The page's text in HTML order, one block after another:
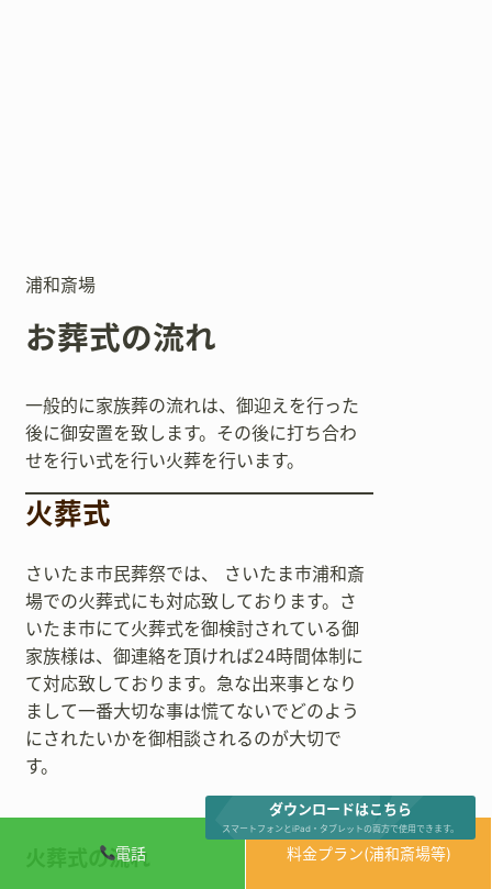
電話 料金プラン(浦和斎場等)
浦和斎場
お葬式の流れ
一般的に家族葬の流れは、御迎えを行った
後に御安置を致します。その後に打ち合わ
せを行い式を行い火葬を行います。
火葬式
さいたま市民葬祭では、 さいたま市浦和斎
場での火葬式にも対応致しております。さ
いたま市にて火葬式を御検討されている御
家族様は、御連絡を頂ければ24時間体制に
て対応致しております。急な出来事となり
まして一番大切な事は慌てないでどのよう
にされたいかを御相談されるのが大切で
す。
火葬式の流れ
ダウンロードはこちら
スマートフォンとiPad・タブレットの両方で使用できます。